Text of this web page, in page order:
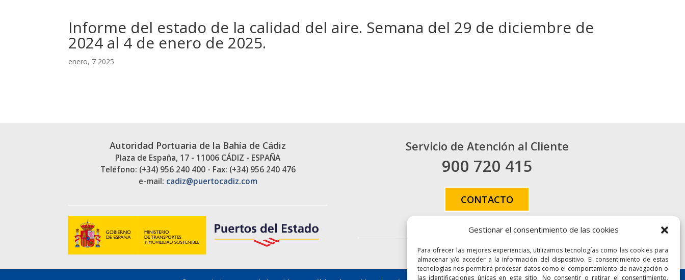
Gestionar el consentimiento de las cookies
Para ofrecer las mejores experiencias, utilizamos tecnologías como las cookies para
almacenar y/o acceder a la información del dispositivo. El consentimiento de estas
tecnologías nos permitirá procesar datos como el comportamiento de navegación o
las identificaciones únicas en este sitio. No consentir o retirar el consentimiento,
Informe del estado de la calidad del aire. Semana del 29 de diciembre de
2024 al 4 de enero de 2025.
enero, 7 2025
Autoridad Portuaria de la Bahía de Cádiz
Plaza de España, 17 - 11006 CÁDIZ - ESPAÑA
Teléfono: (+34) 956 240 400 - Fax: (+34) 956 240 476
e-mail: cadiz@puertocadiz.com
Servicio de Atención al Cliente
900 720 415
CONTACTO
Enlaces Accesibilidad Mapa Web